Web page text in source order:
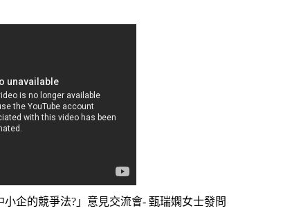
企的競爭法?」意見交流會- 甄瑞嫻女士發問